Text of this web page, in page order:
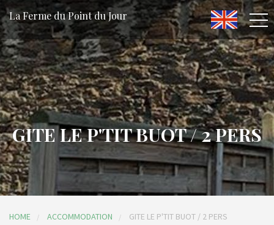
La Ferme du Point du Jour
GITE LE P'TIT BUOT / 2 PERS
HOME ACCOMMODATION GITE LE P'TIT BUOT / 2 PERS